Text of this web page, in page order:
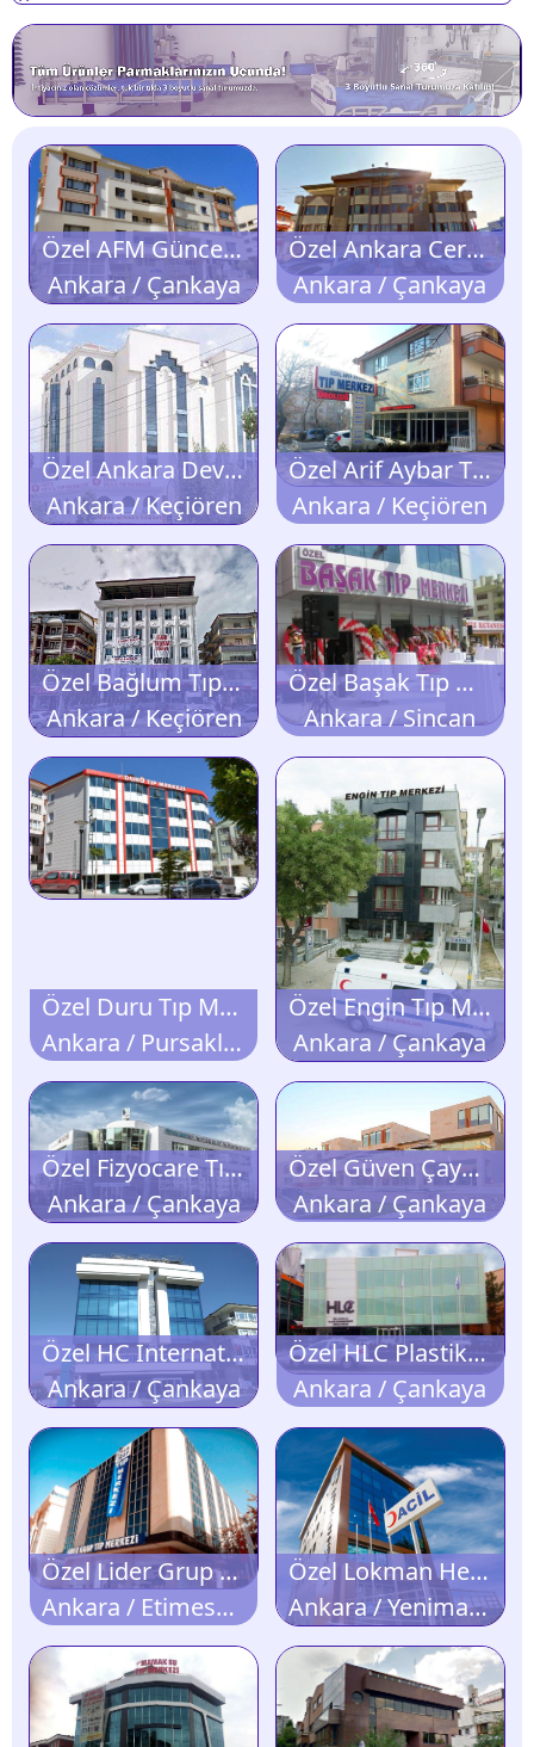
Özel AFM Güncel Genel Cerrahi Merkezi
Ankara / Çankaya
Özel Ankara Cerrahi Tıp Merkezi
Ankara / Çankaya
Özel Ankara Deva Tıp Merkezi
Ankara / Keçiören
Özel Arif Aybar Tıp Merkezi
Ankara / Keçiören
Özel Bağlum Tıp Merkezi
Ankara / Keçiören
Özel Başak Tıp Merkezi
Ankara / Sincan
Özel Duru Tıp Merkezi
Ankara / Pursaklar
Özel Engin Tıp Merkezi
Ankara / Çankaya
Özel Fizyocare Tıp Merkezi
Ankara / Çankaya
Özel Güven Çayyolu Tıp Merkezi
Ankara / Çankaya
Özel HC International Clinic
Ankara / Çankaya
Özel HLC Plastik ve Rekonstrüktif Cerrahi Merkezi
Ankara / Çankaya
Özel Lider Grup Tıp Merkezi
Ankara / Etimesgut
Özel Lokman Hekim Demet Tıp Merkezi
Ankara / Yenimahalle